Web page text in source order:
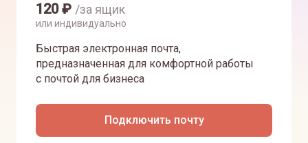
120₽ /за ящик
или индивидуально
Быстрая электронная почта,
предназначенная для комфортной работы
с почтой для бизнеса
Подключить почту